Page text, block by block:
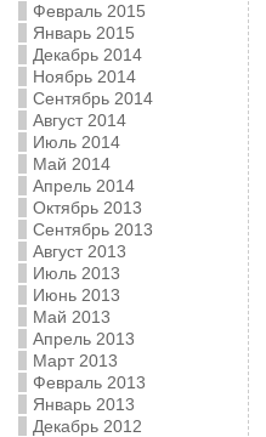
Февраль 2015
Январь 2015
Декабрь 2014
Ноябрь 2014
Сентябрь 2014
Август 2014
Июль 2014
Май 2014
Апрель 2014
Октябрь 2013
Сентябрь 2013
Август 2013
Июль 2013
Июнь 2013
Май 2013
Апрель 2013
Март 2013
Февраль 2013
Январь 2013
Декабрь 2012